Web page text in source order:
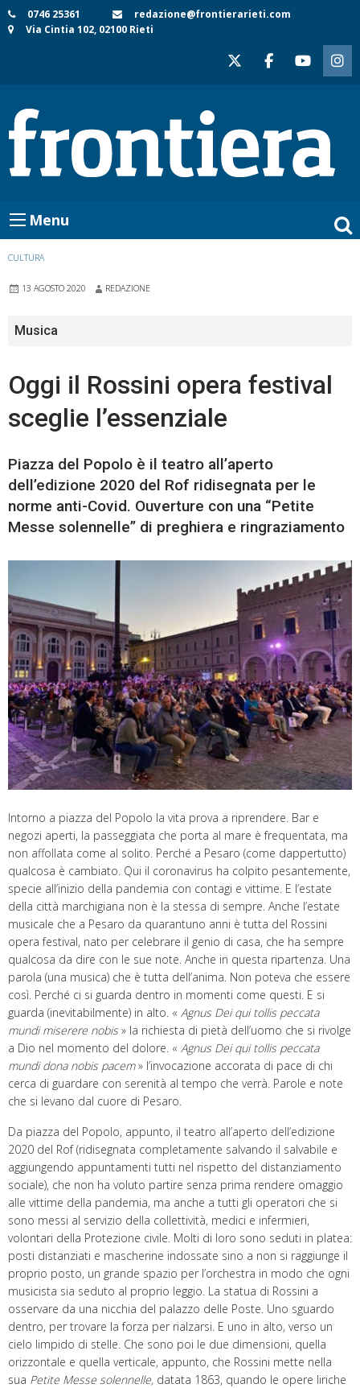
Skip
to
0746 25361
redazione@frontierarieti.com
Via Cintia 102, 02100 Rieti
Menu
CULTURA
13 AGOSTO 2020 REDAZIONE
Musica
Oggi il Rossini opera festival
sceglie l’essenziale
Piazza del Popolo è il teatro all’aperto
dell’edizione 2020 del Rof ridisegnata per le
norme anti-Covid. Ouverture con una “Petite
Messe solennelle” di preghiera e ringraziamento
Intorno a piazza del Popolo la vita prova a riprendere. Bar e
negozi aperti, la passeggiata che porta al mare è frequentata, ma
non affollata come al solito. Perché a Pesaro (come dappertutto)
qualcosa è cambiato. Qui il coronavirus ha colpito pesantemente,
specie all’inizio della pandemia con contagi e vittime. E l’estate
della città marchigiana non è la stessa di sempre. Anche l’estate
musicale che a Pesaro da quarantuno anni è tutta del Rossini
opera festival, nato per celebrare il genio di casa, che ha sempre
qualcosa da dire con le sue note. Anche in questa ripartenza. Una
parola (una musica) che è tutta dell’anima. Non poteva che essere
così. Perché ci si guarda dentro in momenti come questi. E si
guarda (inevitabilmente) in alto. « Agnus Dei qui tollis peccata
mundi miserere nobis» la richiesta di pietà dell’uomo che si rivolge
a Dio nel momento del dolore. « Agnus Dei qui tollis peccata
mundi dona nobis pacem» l’invocazione accorata di pace di chi
cerca di guardare con serenità al tempo che verrà. Parole e note
che si levano dal cuore di Pesaro.
Da piazza del Popolo, appunto, il teatro all’aperto dell’edizione
2020 del Rof (ridisegnata completamente salvando il salvabile e
aggiungendo appuntamenti tutti nel rispetto del distanziamento
sociale), che non ha voluto partire senza prima rendere omaggio
alle vittime della pandemia, ma anche a tutti gli operatori che si
sono messi al servizio della collettività, medici e infermieri,
volontari della Protezione civile. Molti di loro sono seduti in platea:
posti distanziati e mascherine indossate sino a non si raggiunge il
proprio posto, un grande spazio per l’orchestra in modo che ogni
musicista sia seduto al proprio leggio. La statua di Rossini a
osservare da una nicchia del palazzo delle Poste. Uno sguardo
dentro, per trovare la forza per rialzarsi. E uno in alto, verso un
cielo limpido di stelle. Che sono poi le due dimensioni, quella
orizzontale e quella verticale, appunto, che Rossini mette nella
sua Petite Messe solennelle, datata 1863, quando le opere liriche